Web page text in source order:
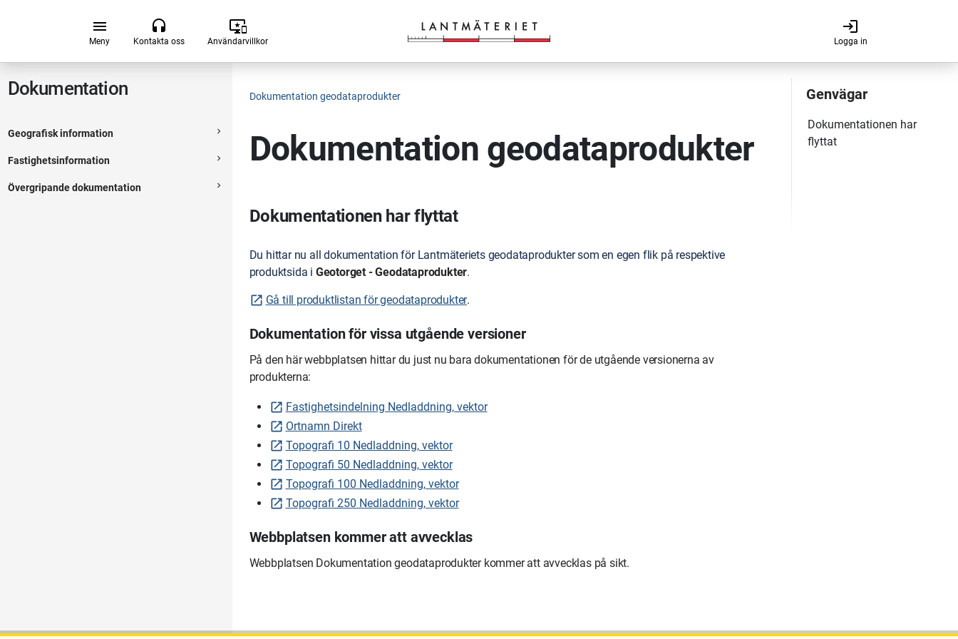
menu
Meny
headset
Kontakta oss
important_devices
Användarvillkor
login
Logga in
Dokumentation
Geografisk information Expanderbar sektion
navigate_next
Fastighetsinformation Expanderbar sektion
navigate_next
Övergripande dokumentation Expanderbar sektion
navigate_next
Dokumentation geodataprodukter
Dokumentation geodataprodukter
Dokumentationen har flyttat
Du hittar nu all dokumentation för Lantmäteriets geodataprodukter som en egen flik på respektive
produktsida i Geotorget - Geodataprodukter.
Gå till produktlistan för geodataprodukter.
Dokumentation för vissa utgående versioner
På den här webbplatsen hittar du just nu bara dokumentationen för de utgående versionerna av
produkterna:
Fastighetsindelning Nedladdning, vektor
Ortnamn Direkt
Topografi 10 Nedladdning, vektor
Topografi 50 Nedladdning, vektor
Topografi 100 Nedladdning, vektor
Topografi 250 Nedladdning, vektor
Webbplatsen kommer att avvecklas
Webbplatsen Dokumentation geodataprodukter kommer att avvecklas på sikt.